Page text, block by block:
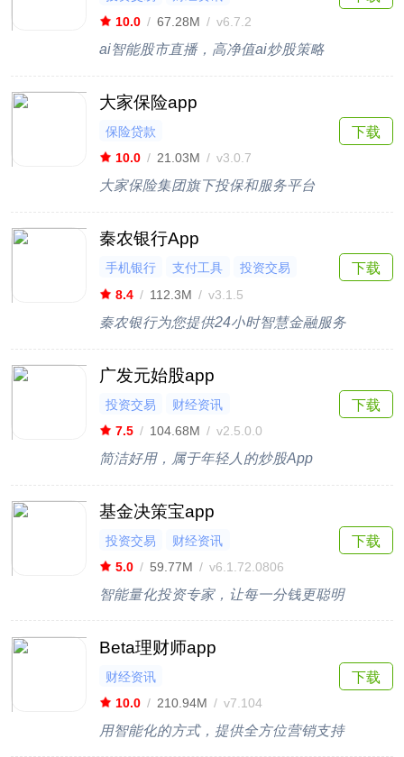
10.0 / 67.28M / v6.7.2
ai智能股市直播，高净值ai炒股策略
大家保险app
保险贷款
10.0 / 21.03M / v3.0.7
大家保险集团旗下投保和服务平台
下载
秦农银行App
手机银行 支付工具
投资交易
保险贷款
8.4 / 112.3M / v3.1.5
秦农银行为您提供24小时智慧金融服务
下载
广发元始股app
投资交易
财经资讯
7.5 / 104.68M / v2.5.0.0
简洁好用，属于年轻人的炒股App
下载
基金决策宝app
投资交易
财经资讯
5.0 / 59.77M / v6.1.72.0806
智能量化投资专家，让每一分钱更聪明
下载
Beta理财师app
财经资讯
10.0 / 210.94M / v7.104
用智能化的方式，提供全方位营销支持
下载